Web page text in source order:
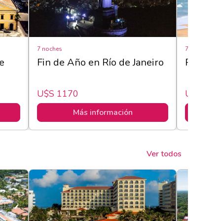
7 noches
Fin de Año en Río de Janeiro
U$s 1170
Más información
7 noches
Pipa -
U$s
Ver todos